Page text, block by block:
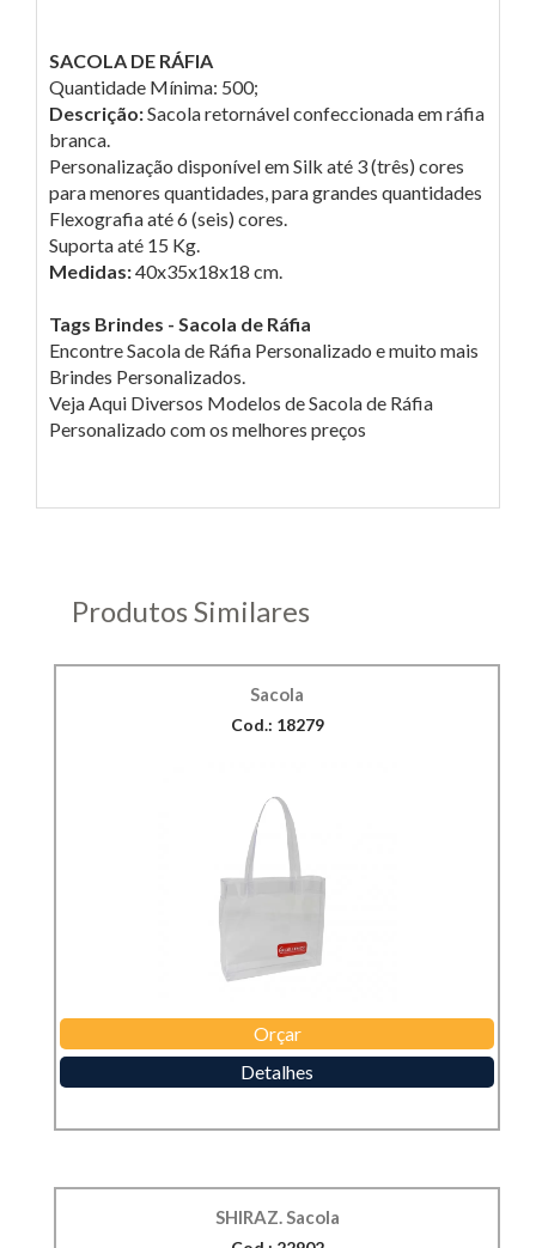
SACOLA DE RÁFIA
Quantidade Mínima: 500;
Descrição:Sacola retornável confeccionada em ráfia
branca.
Personalização disponível em Silk até 3 (três) cores
para menores quantidades, para grandes quantidades
Flexografia até 6 (seis) cores.
Suporta até 15 Kg.
Medidas:40x35x18x18 cm.
Tags Brindes - Sacola de Ráfia
Encontre Sacola de Ráfia Personalizado e muito mais
Brindes Personalizados.
Veja Aqui Diversos Modelos de Sacola de Ráfia
Personalizado com os melhores preços
Produtos Similares
Sacola
Cod.: 18279
Orçar
Detalhes
SHIRAZ. Sacola